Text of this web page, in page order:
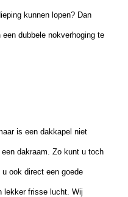
kunnen lopen? Dan
dubbele nokverhoging te
is een dakkapel niet
dakraam. Zo kunt u toch
ook direct een goede
lekker frisse lucht. Wij